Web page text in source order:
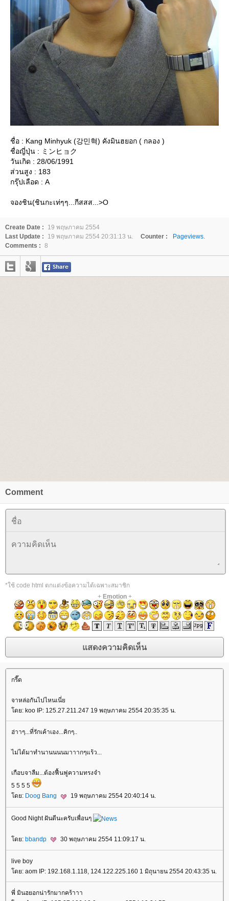
ชื่อ : Kang Minhyuk (강민혁) คังมินฮยอก ( กลอง )
ชื่อญี่ปุ่น : ミンヒョク
วันเกิด : 28/06/1991
ส่วนสูง : 183
กรุ๊ปเลือด : A
จองชิน(ชินกะเท่ๆๆ...กีสสส...>O
Create Date :
19 พฤษภาคม 2554
Last Update :
19 พฤษภาคม 2554 20:31:13 น. Counter :
Pageviews.
Comments : 8
Comment
*ใช้ code html ตกแต่งข้อความได้เฉพาะสมาชิก
+ Emotion+
กรี๊ด
จาหล่อกันไปไหนเนี่
ดย: koo IP: 125.27.211.247 19 พฤษภาคม 2554 20:35:35 น.
ฮ่าาๆ...ที่รักเค้าเอง...คิกๆ..
ไม่ได้มาทำนานนนนมาาากๆแร้ว...
เกือบจาลืม...ต้องฟื้นฟูความทรงจำ
5 5 5 5
ดย: Doog Bang 19 พฤษภาคม 2554 20:40:14 น.
Good Night ฝันดีนะครับเพื่อนๆ
ดย: bbandp 30 พฤษภาคม 2554 11:09:17 น.
live boy
ดย: aom IP: 192.168.1.118, 124.122.225.160 1 มิถุนายน 2554 20:43:35 น.
พี่ มินฮยอกน่ารักมากคร้าาา